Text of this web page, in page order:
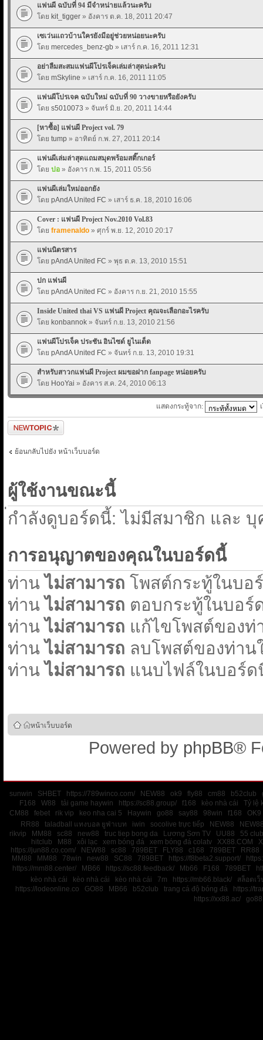
แฟนผี ฉบับที่ 94 มีจำหน่ายแล้วนะครับ
โดย kit_tigger » อังคาร ต.ค. 18, 2011 20:47
เซเว่นแถวบ้านใครยังมีอยู่ช่วยหน่อยนะครับ
โดย mercedes_benz-gb » เสาร์ ก.ค. 16, 2011 12:31
อย่าลืมสะสมแฟนผีโปรเจ็คเล่มล่าสุดน่ะครับ
โดย mSkyline » เสาร์ ก.ค. 16, 2011 11:05
แฟนผีโปรเจค ฉบับใหม่ ฉบับที่ 90 วางขายหรือยังครับ
โดย s5010073 » จันทร์ มิ.ย. 20, 2011 14:44
[หาซื้อ] แฟนผี Project vol. 79
โดย tump » อาทิตย์ ก.พ. 27, 2011 20:14
แฟนผีเล่มล่าสุดแถมสมุดพร้อมสติ๊กเกอร์
โดย ปอ » อังคาร ก.พ. 15, 2011 05:56
แฟนผีเล่มใหม่ออกยัง
โดย pAndA United FC » เสาร์ ธ.ค. 18, 2010 16:06
Cover : แฟนผี Project Nov.2010 Vol.83
โดย framenaldo » ศุกร์ พ.ย. 12, 2010 20:17
แฟนนิตรสาร
โดย pAndA United FC » พุธ ต.ค. 13, 2010 15:51
ปก แฟนผี
โดย pAndA United FC » อังคาร ก.ย. 21, 2010 15:55
Inside United thai VS แฟนผี Project คุณจะเลือกอะไรครับ
โดย konbannok » จันทร์ ก.ย. 13, 2010 21:56
แฟนผีโปรเจ็ค ประชัน อินไซด์ ยูไนเต็ด
โดย pAndA United FC » จันทร์ ก.ย. 13, 2010 19:31
สำหรับสาวกแฟนผี Project ผมขอฝาก fanpage หน่อยครับ
โดย HooYai » อังคาร ส.ค. 24, 2010 06:13
แสดงกระทู้จาก:
ตั้งกระทู้ใหม่
ย้อนกลับไปยัง หน้าเว็บบอร์ด
ผู้ใช้งานขณะนี้
กำลังดูบอร์ดนี้: ไม่มีสมาชิก และ
การอนุญาตของคุณในบอร์ดนี้
ท่านไม่สามารถ โพสต์กระทู้ในบอ
ท่านไม่สามารถ ตอบกระทู้ในบอร์
ท่านไม่สามารถ แก้ไขโพสต์ของท่
ท่านไม่สามารถ ลบโพสต์ของท่าน
ท่านไม่สามารถ แนบไฟล์ในบอร์ด
หน้าเว็บบอร์ด
Powered by phpBB®
sunwin SHBET https://789winco.com/ NEW88 ok9 fly88 cm88 b52club
F168
W88 tải game haywin https://sc88.group/ f168 kèo nhà cái
Tỷ lệ
CM88
febet rik vip keo nha cai 5 Haywin go88 say88 98win f168
OK9
RR88
taladball แทงบอล ยูฟ่าเบท iwin socolive trực tiếp NEW88
rikvip
MM88 sc88 new88 truc tiep bong da Lương Sơn TV UU88
55 club
hitclub
M88 xôi lạc xem bóng đá xem bóng đá colatv XX88.COM
https://jun88.co.com/
NEW88 sc88 789BET FLY88 c168 789BET
RR88
MM88
MM88 78win new88 SC88 789BET https://f8beta2.support/
https://mm88.center/
MB66 https://sc88.feedback/ Mb66 F168 789BET
kèo nhà cái
kèo nhà cái kèo nhà cái 7m https://mb66.black/
สล็อตเว็
https://lodeonline.co
GO88 MB66 b52club trang cá độ bóng đá
https://
https://xx88.ac/
go88